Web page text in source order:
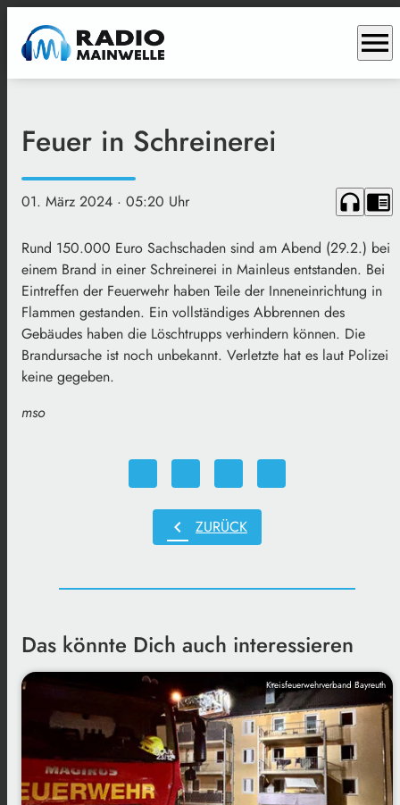
menu
Feuer in Schreinerei
01. März 2024 · 05:20 Uhr headphones chrome_reader_mode
Rund 150.000 Euro Sachschaden sind am Abend (29.2.) bei
einem Brand in einer Schreinerei in Mainleus entstanden. Bei
Eintreffen der Feuerwehr haben Teile der Inneneinrichtung in
Flammen gestanden. Ein vollständiges Abbrennen des
Gebäudes haben die Löschtrupps verhindern können. Die
Brandursache ist noch unbekannt. Verletzte hat es laut Polizei
keine gegeben.
mso
chevron_left ZURÜCK
Das könnte Dich auch interessieren
Kreisfeuerwehrverband Bayreuth